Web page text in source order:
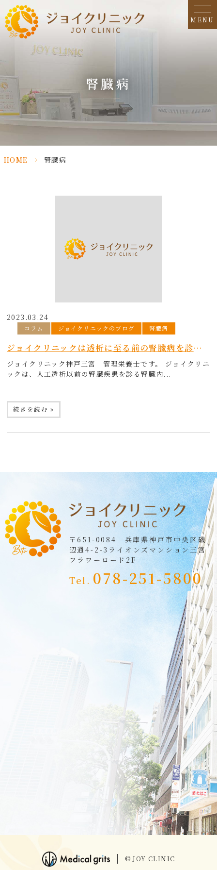
MENU
腎臓病
HOME > 腎臓病
2023.03.24
コラム ジョイクリニックのブログ 腎臓病
ジョイクリニックは透析に至る前の腎臓病を診るクリニックです
ジョイクリニック神戸三宮 管理栄養士です。 ジョイクリニ
ックは、人工透析以前の腎臓疾患を診る腎臓内...
続きを読む »
〒651-0084 兵庫県神戸市中央区磯
辺通4-2-3 ライオンズマンション三宮
フラワーロード2F
Tel. 078-251-5800
© JOY CLINIC